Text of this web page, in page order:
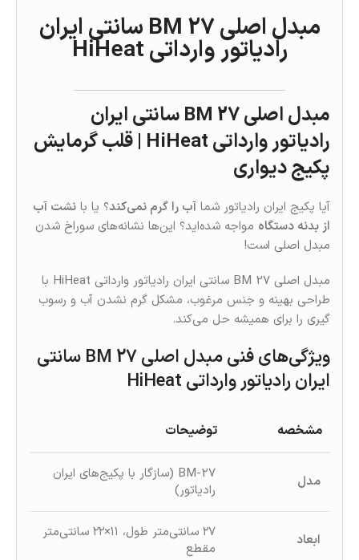
مبدل اصلی BM 27 سانتی ایران
رادیاتور وارداتی HiHeat
مبدل اصلی BM 27 سانتی ایران
رادیاتور وارداتی HiHeat | قلب گرمایش
پکیج دیواری
آیا پکیج ایران رادیاتور شما آب را گرم نمی‌کند؟ یا با نشت آب
از بدنه دستگاه مواجه شده‌اید؟ این‌ها نشانه‌های سوراخ شدن
مبدل اصلی است!
مبدل اصلی BM 27 سانتی ایران رادیاتور وارداتی HiHeat با
طراحی بهینه و جنس مرغوب، مشکل گرم نشدن آب و رسوب‌
گیری را برای همیشه حل می‌کند.
ویژگی‌های فنی مبدل اصلی BM 27 سانتی
ایران رادیاتور وارداتی HiHeat
مشخصه توضیحات
مدل
BM-27 (سازگار با پکیج‌های ایران
رادیاتور)
ابعاد
۲۷ سانتی‌متر طول، ۱۱×۲۲ سانتی‌متر
مقطع